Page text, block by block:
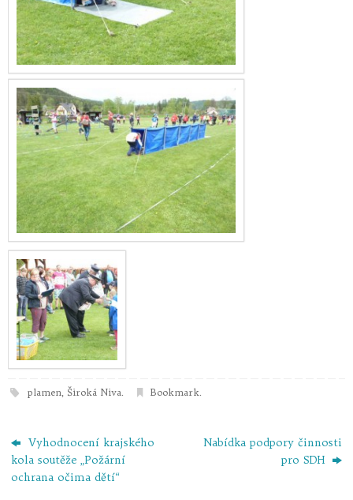
plamen, Široká Niva. Bookmark.
Vyhodnocení krajského
kola soutěže „Požární
ochrana očima dětí“
Nabídka podpory činnosti
pro SDH